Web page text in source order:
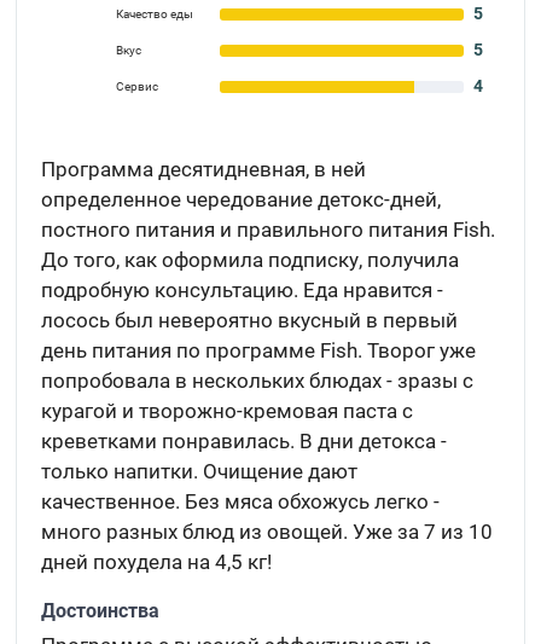
Качество еды 5
Вкус 5
Сервис 4
Программа десятидневная, в ней
определенное чередование детокс-дней,
постного питания и правильного питания Fish.
До того, как оформила подписку, получила
подробную консультацию. Еда нравится -
лосось был невероятно вкусный в первый
день питания по программе Fish. Творог уже
попробовала в нескольких блюдах - зразы с
курагой и творожно-кремовая паста с
креветками понравилась. В дни детокса -
только напитки. Очищение дают
качественное. Без мяса обхожусь легко -
много разных блюд из овощей. Уже за 7 из 10
дней похудела на 4,5 кг!
Достоинства